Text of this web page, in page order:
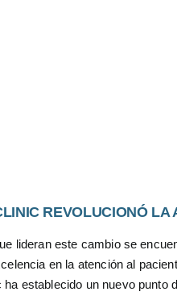
REVOLUCIONÓ LA
lideran este cambio se
en la atención al
establecido un nuevo